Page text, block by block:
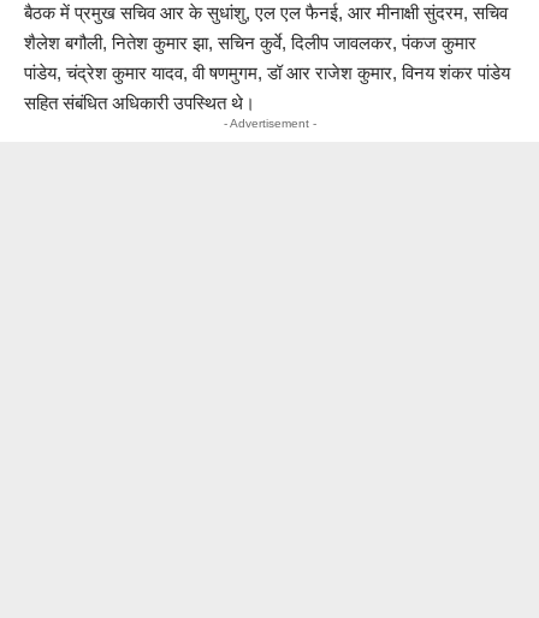
बैठक में प्रमुख सचिव आर के सुधांशु, एल एल फैनई, आर मीनाक्षी सुंदरम, सचिव
शैलेश बगौली, नितेश कुमार झा, सचिन कुर्वे, दिलीप जावलकर, पंकज कुमार
पांडेय, चंद्रेश कुमार यादव, वी षणमुगम, डॉ आर राजेश कुमार, विनय शंकर पांडेय
सहित संबंधित अधिकारी उपस्थित थे।
- Advertisement -